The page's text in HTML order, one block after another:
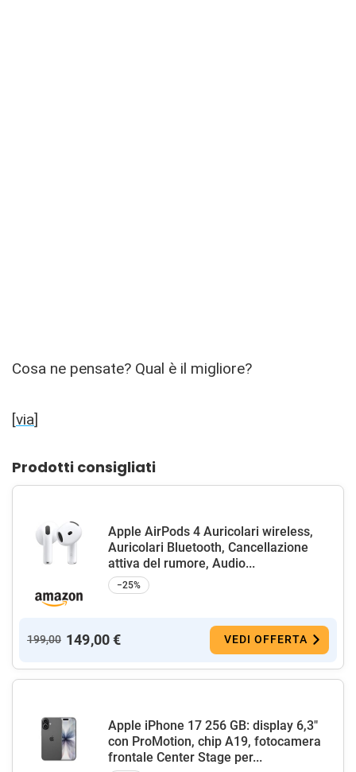
Cosa ne pensate? Qual è il migliore?
[via]
Prodotti consigliati
Apple AirPods 4 Auricolari wireless,
Auricolari Bluetooth, Cancellazione
attiva del rumore, Audio...
−25%
199,00 149,00 € VEDI OFFERTA
Apple iPhone 17 256 GB: display 6,3"
con ProMotion, chip A19, fotocamera
frontale Center Stage per...